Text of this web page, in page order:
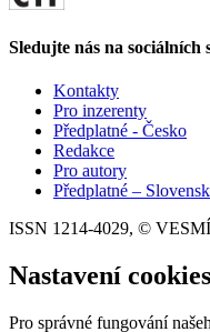
Sledujte nás na sociálních
Kontakty
Pro inzerenty
Předplatné - Česko
Redakce
Pro autory
Předplatné –
ISSN 1214-4029, ©
Nastavení cookies
Pro správné fungování